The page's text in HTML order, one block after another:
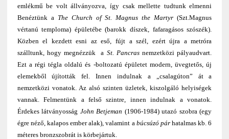
emlékmű be volt állványozva, így csak mellette tudtunk elmenni
Benéztünk a The Church of St. Magnus the Martyr(Szt.Magnus
vértanú temploma) épületébe (barokk díszek, fafaragásos szószék).
Közben el kezdett esni az eső, fújt a szél, ezért újra a metróra
szálltunk, hogy megnézzük a St. Pancrasnemzetközi pályaudvart.
Ezt a régi tégla oldalú és -boltozatú épületet modern, üvegtetős, új
elemekből újították fel. Innen indulnak a „csalagúton” át a
nemzetközi vonatok. Az alsó szinten üzletek, kiszolgáló helyiségek
vannak. Felmentünk a felső szintre, innen indulnak a vonatok.
Érdekes látványosság John Betjeman (1906-1984) utazó szobra (egy
égre néző, kalapos ember alak), valamint a búcsúzó párhatalmas kb. 6
méteres bronzszobrát is körbejártuk.